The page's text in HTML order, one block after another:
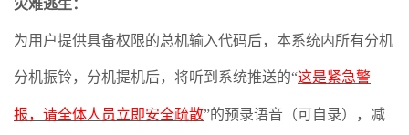
灾难逃生：
为用户提供具备权限的总机输入代码后，本系统内所有分机
分机振铃，分机提机后，将听到系统推送的“这是紧急警
报，请全体人员立即安全疏散”的预录语音（可自录），减